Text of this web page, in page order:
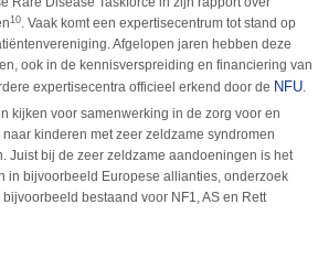
10. Vaak komt een expertisecentrum tot stand op
Afgelopen jaren hebben deze
ook in de kennisverspreiding en financiering van
expertisecentra officieel erkend door de NFU.
kijken voor samenwerking in de zorg voor en
kinderen met zeer zeldzame syndromen
Juist bij de zeer zeldzame aandoeningen is het
in bijvoorbeeld Europese allianties, onderzoek
bestaand voor NF1, AS en Rett